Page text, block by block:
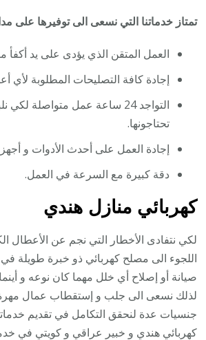
تمتاز خدماتنا التي نسعى الى توفيرها على
العمل المتقن الذي يؤدى على يد أكفأ
إجادة كافة التصليحات المطلوبة لأي
التواجد 24 ساعة عمل متواصلة
تحتاجونها.
إجادة العمل على أحدث الأدوات و
دقة كبيرة مع السرعة في العمل.
كهربائي منازل هندي
لكي نتفادى الأخطار التي نجم عن الأعطال
اللجوء الى مصلح كهربائي ذو خبرة طويلة
صيانة أو إصلاح أي خلل مهما كان نوعه و
لذلك نسعى الى جلب و إستقطاب عمال
جنسيات عدة لنحقق التكامل في تقديم
كهربائي هندي و خبير عراقي و كويتي في